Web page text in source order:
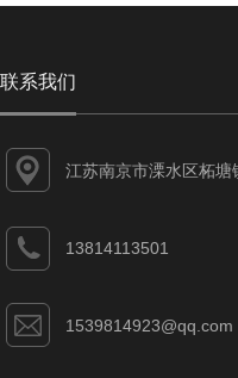
联系我们
江苏南京市溧水区柘
13814113501
1539814923@qq.com